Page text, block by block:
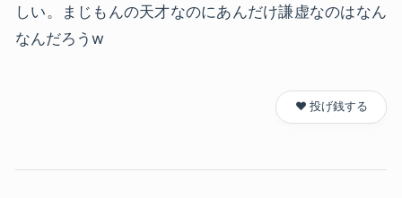
しい。まじもんの天才なのにあんだけ謙虚なのはなん
なんだろうw
❤️ 投げ銭する